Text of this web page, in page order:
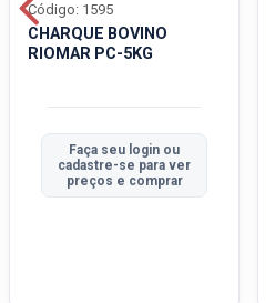
CHARQUE BOVINO
RIOMAR PC-5KG
Código: 1595
Faça seu login ou
cadastre-se para ver
preços e comprar